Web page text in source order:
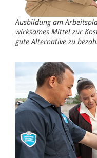
Ausbildung am
wirksames Mittel zur
gute Alternative zu